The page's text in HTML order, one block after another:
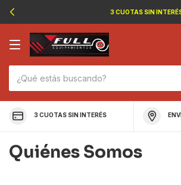
3 CUOTAS SIN INTERÉS
3 CUOTAS SIN INTERÉS
Quiénes Somos